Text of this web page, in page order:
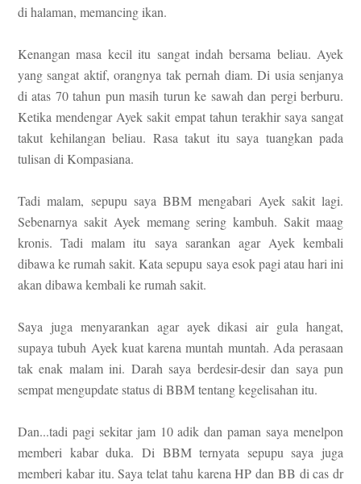
di halaman, memancing ikan.
Kenangan masa kecil itu sangat indah bersama beliau. Ayek
yang sangat aktif, orangnya tak pernah diam. Di usia senjanya
di atas 70 tahun pun masih turun ke sawah dan pergi berburu.
Ketika mendengar Ayek sakit empat tahun terakhir saya sangat
takut kehilangan beliau. Rasa takut itu saya tuangkan pada
tulisan di Kompasiana.
Tadi malam, sepupu saya BBM mengabari Ayek sakit lagi.
Sebenarnya sakit Ayek memang sering kambuh. Sakit maag
kronis. Tadi malam itu saya sarankan agar Ayek kembali
dibawa ke rumah sakit. Kata sepupu saya esok pagi atau hari ini
akan dibawa kembali ke rumah sakit.
Saya juga menyarankan agar ayek dikasi air gula hangat,
supaya tubuh Ayek kuat karena muntah muntah. Ada perasaan
tak enak malam ini. Darah saya berdesir-desir dan saya pun
sempat mengupdate status di BBM tentang kegelisahan itu.
Dan...tadi pagi sekitar jam 10 adik dan paman saya menelpon
memberi kabar duka. Di BBM ternyata sepupu saya juga
memberi kabar itu. Saya telat tahu karena HP dan BB di cas dr